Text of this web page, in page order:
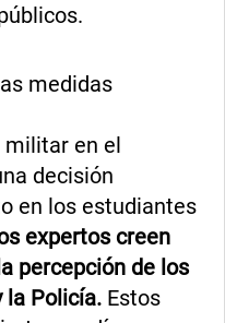
medidas
en el
decisión
en los estudiantes
expertos creen
percepción de los
la Policía. Estos